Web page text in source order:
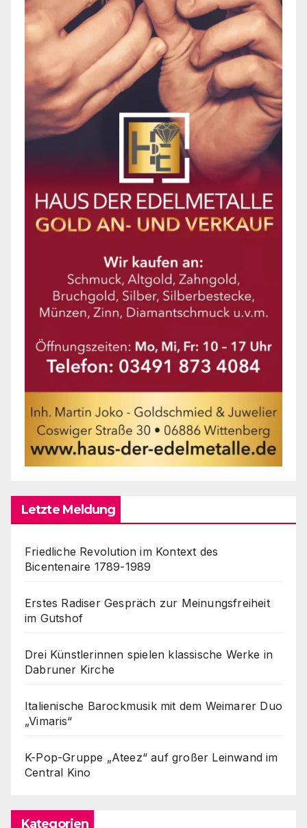
Letzte Meldung
Friedliche Revolution im Kontext des
Bicentenaire 1789-1989
Erstes Radiser Gespräch zur Meinungsfreiheit
im Gutshof
Drei Künstlerinnen spielen klassische Werke in
Dabruner Kirche
Italienische Barockmusik mit dem Weimarer Duo
„Vimaris“
K-Pop-Gruppe „Ateez“ auf großer Leinwand im
Central Kino
Kategorien